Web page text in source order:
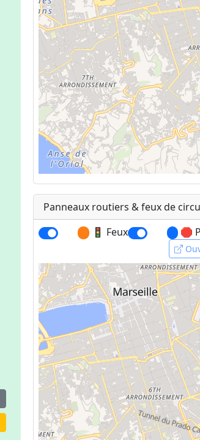
MapLibre|OpenFreeMap ©
Panneaux routiers & feux de
🚦 Feux
🛑